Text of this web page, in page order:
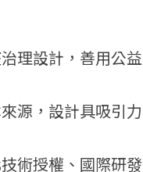
理設計，善用公益
源，設計具吸引力
術授權、國際研發